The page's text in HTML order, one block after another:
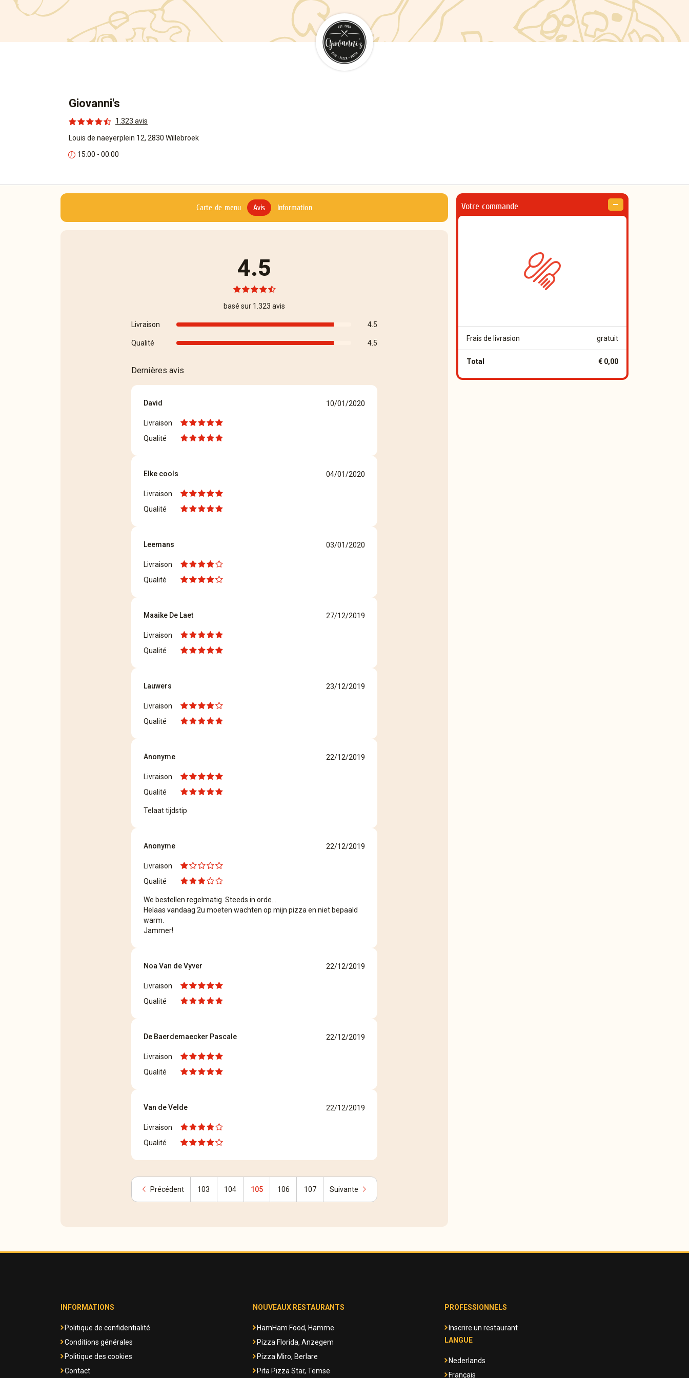
Giovanni's
1.323 avis
Louis de naeyerplein 12, 2830 Willebroek
15:00 - 00:00
Votre commande
Frais de livrasion gratuit
Total € 0,00
Carte de menu Avis Information
4.5
basé sur 1.323 avis
Livraison 4.5
Qualité 4.5
Dernières avis
David 10/01/2020
Livraison
Qualité
Elke cools 04/01/2020
Livraison
Qualité
Leemans 03/01/2020
Livraison
Qualité
Maaike De Laet 27/12/2019
Livraison
Qualité
Lauwers 23/12/2019
Livraison
Qualité
Anonyme 22/12/2019
Livraison
Qualité
Telaat tijdstip
Anonyme 22/12/2019
Livraison
Qualité
We bestellen regelmatig. Steeds in orde...
Helaas vandaag 2u moeten wachten op mijn pizza en niet bepaald
warm.
Jammer!
Noa Van de Vyver 22/12/2019
Livraison
Qualité
De Baerdemaecker Pascale 22/12/2019
Livraison
Qualité
Van de Velde 22/12/2019
Livraison
Qualité
chevron_left Précédent 103 104 105 106 107 Suivante chevron_right
INFORMATIONS
Politique de confidentialité
Conditions générales
Politique des cookies
Contact
NOUVEAUX RESTAURANTS
HamHam Food, Hamme
Pizza Florida, Anzegem
Pizza Miro, Berlare
Pita Pizza Star, Temse
PROFESSIONNELS
Inscrire un restaurant
LANGUE
Nederlands
Français